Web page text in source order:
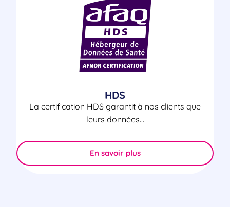
HDS
La certification HDS garantit à nos clients que
leurs données...
En savoir plus